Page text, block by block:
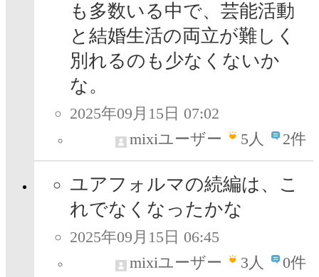
も多数いる中で、芸能活動
と結婚生活の両立が難しく
別れるのも少なくないか
な。
2025年09月15日 07:02
mixiユーザー
5人 2件
ユアフォルマの続編は、こ
れでなくなったかな
2025年09月15日 06:45
mixiユーザー
3人 0件